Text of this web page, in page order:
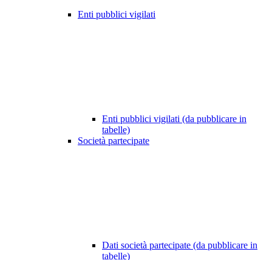
Enti pubblici vigilati
Enti pubblici vigilati (da pubblicare in
tabelle)
Società partecipate
Dati società partecipate (da pubblicare in
tabelle)